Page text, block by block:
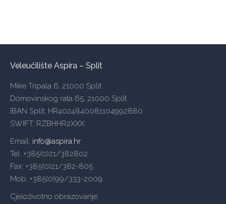
Veleučilište Aspira – Split
Mike Tripala 6, 21000 Split
Domovinskog rata 65, 21000 Split
IBAN Split: HR4024840081104992880
SWIFT: RZBHHR2XXX
Email: info@aspira.hr
Tel: +385(0)21/382802
Fax: +385(0)21/382-805
Mob.:+385(0)99/333-2009
Cjeloživotno obrazovanje: